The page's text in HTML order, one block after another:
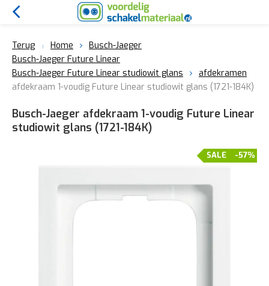
Terug Home
Busch-Jaeger
Busch-Jaeger Future Linear
Busch-Jaeger Future Linear studiowit glans
afdekramen
afdekraam 1-voudig Future Linear studiowit glans (1721-184K)
Busch-Jaeger afdekraam 1-voudig Future Linear
studiowit glans (1721-184K)
-57%
SALE